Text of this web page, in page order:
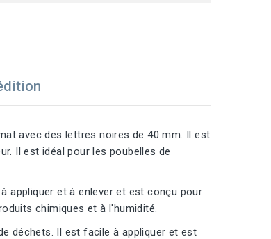
avec des lettres noires de 40 mm. Il est
Il est idéal pour les poubelles de
appliquer et à enlever et est conçu pour
chimiques et à l'humidité.
déchets. Il est facile à appliquer et est